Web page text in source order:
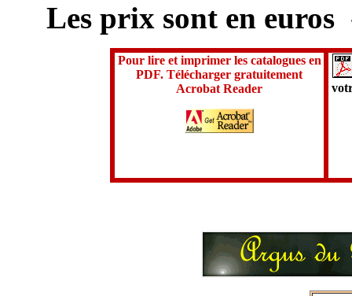
Les prix sont en euros
Pour lire et imprimer les catalogues en
PDF. Télécharger gratuitement
Acrobat Reader